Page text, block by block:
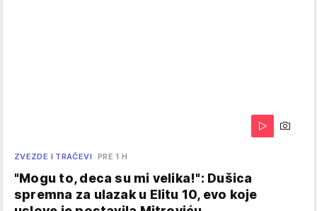
ZVEZDE I TRAČEVI PRE 1 H
"Mogu to, deca su mi velika!": Dušica
spremna za ulazak u Elitu 10, evo koje